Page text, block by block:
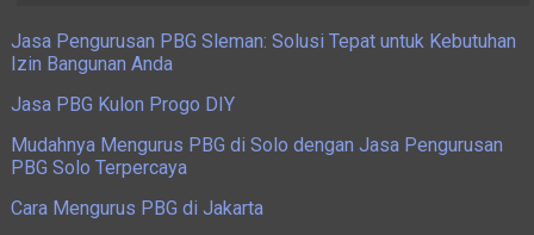
Jasa Pengurusan PBG Sleman: Solusi Tepat untuk Kebutuhan
Izin Bangunan Anda
Jasa PBG Kulon Progo DIY
Mudahnya Mengurus PBG di Solo dengan Jasa Pengurusan
PBG Solo Terpercaya
Cara Mengurus PBG di Jakarta